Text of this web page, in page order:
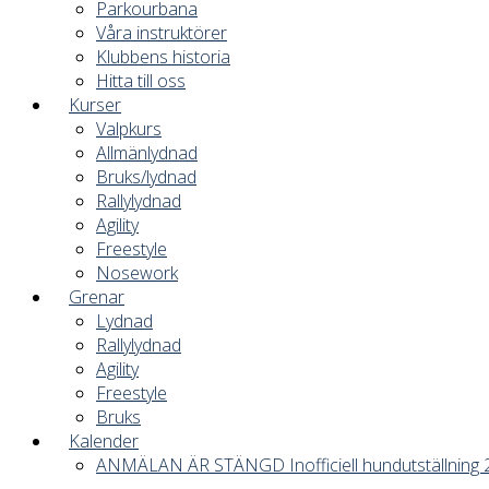
Parkourbana
Våra instruktörer
Klubbens historia
Hitta till oss
Kurser
Valpkurs
Allmänlydnad
Bruks/lydnad
Rallylydnad
Agility
Freestyle
Nosework
Grenar
Lydnad
Rallylydnad
Agility
Freestyle
Bruks
Kalender
ANMÄLAN ÄR STÄNGD Inofficiell hundutställning